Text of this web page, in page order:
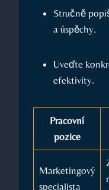
Stručně⁣
a úspěchy.
Uveďte
efektivity.
Pracovní‌
pozice
Marketingový
specialista